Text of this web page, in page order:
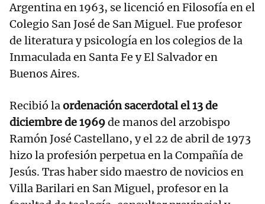
Argentina en 1963, se licenció en Filosofía en el
Colegio San José de San Miguel. Fue profesor
de literatura y psicología en los colegios de la
Inmaculada en Santa Fe y El Salvador en
Buenos Aires.
Recibió laordenación sacerdotal el 13 de
diciembre de 1969de manos del arzobispo
Ramón José Castellano, y el 22 de abril de 1973
hizo la profesión perpetua en la Compañía de
Jesús. Tras haber sido maestro de novicios en
Villa Barilari en San Miguel, profesor en la